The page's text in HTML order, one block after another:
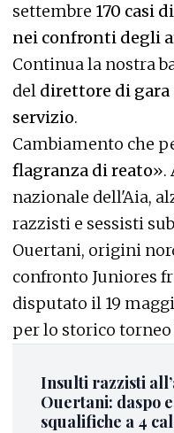
settembre 170 casi
nei confronti degli
Continua la nostra
del direttore di gara
servizio.
Cambiamento che
flagranza di reato».
nazionale dell'Aia,
razzisti e sessisti
Ouertani, origini
confronto Juniores
disputato il 19
per lo storico
Insulti razzisti
Ouertani: daspo
squalifiche a 4